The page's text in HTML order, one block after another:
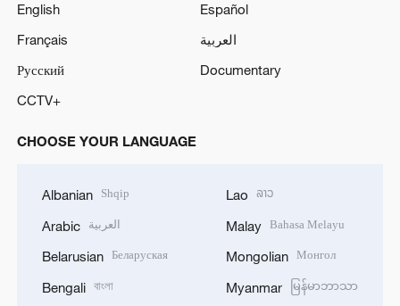
English
Español
Français
العربية
Русский
Documentary
CCTV+
CHOOSE YOUR LANGUAGE
Albanian Shqip
Arabic العربية
Belarusian Беларуская
Bengali বাংলা
Lao ລາວ
Malay Bahasa Melayu
Mongolian Монгол
Myanmar မြန်မာဘာသာ